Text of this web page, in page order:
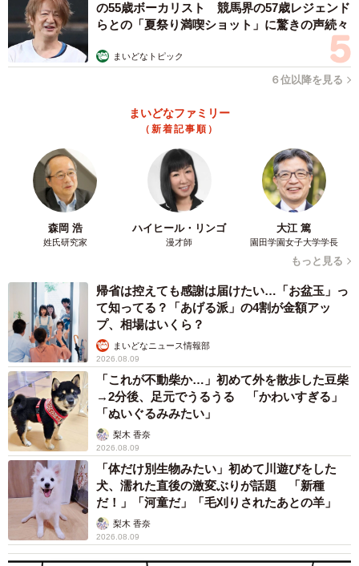
先住猫たちと隔離するため、保護主さんは即席でダンボー
ルハウスを制作。ベッドには、冬用のパジャマを切ってモ
コモコの寝床を用意したといいます。
日も経つと目も開き、少しずつ歩けるようになったんで
警戒心の強い先住猫たちは、はじめダンボールに向かって
怒っていましたが、徐々に日常の一部として受け入れられ
るように。
した。ただ、1日に4～5回ミルクをあげるため、仕事を時短
にしたり、夜中まで起きてお世話したりと少しだけ苦労し
ました」
1週間もしないうちに、離乳食もスタート。ところが、ちび
すけくんは“ただの子猫”ではなかったようです。
「最初は必死に食べていたんですが、5日もすると気に入ら
ないご飯に砂かけの仕草をして…。『なんて我の強い子な
の！？』と驚きましたが、あまりにかわいくて笑っちゃい
ました」
その後、血液検査を終えたちびすけくんは、先住猫たちと
の55歳ボーカリスト 競馬界の57歳レジェンド
らとの「夏祭り満喫ショット」に驚きの声続々
まいどなトピック
６位以降を見る
まいどなファミリー
（新着記事順）
森岡 浩
姓氏研究家
ハイヒール・リンゴ
漫才師
大江 篤
園田学園女子大学学長
もっと見る
帰省は控えても感謝は届けたい…「お盆玉」っ
て知ってる？「あげる派」の4割が金額アッ
プ、相場はいくら？
まいどなニュース情報部
2026.08.09
「これが不動柴か…」初めて外を散歩した豆柴
→2分後、足元でうるうる 「かわいすぎる」
「ぬいぐるみみたい」
梨木 香奈
2026.08.09
「体だけ別生物みたい」初めて川遊びをした
犬、濡れた直後の激変ぶりが話題 「新種
だ！」「河童だ」「毛刈りされたあとの羊」
梨木 香奈
2026.08.09